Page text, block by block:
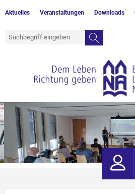
Aktuelles Veranstaltungen Downloads